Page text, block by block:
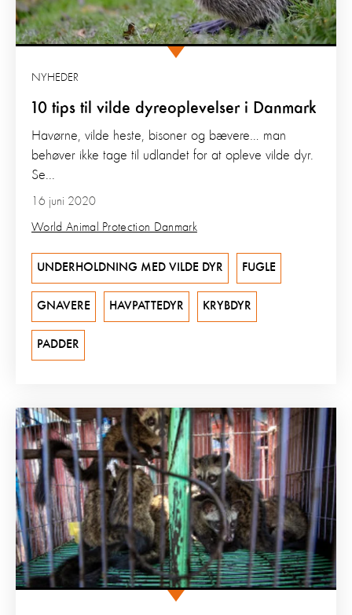
10 tips til vilde dyreoplevelser i Danmark
NYHEDER
16 juni 2020
World Animal Protection Danmark
Havørne, vilde heste, bisoner og bævere… man
behøver ikke tage til udlandet for at opleve vilde dyr.
Se...
UNDERHOLDNING MED VILDE DYR FUGLE
GNAVERE HAVPATTEDYR KRYBDYR
PADDER